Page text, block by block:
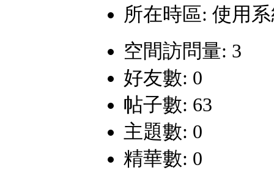
所在時區: 使用
空間訪問量: 3
好友數: 0
帖子數: 63
主題數: 0
精華數: 0